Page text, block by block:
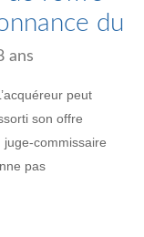
du
ans
peut
son offre
juge-commissaire
pas